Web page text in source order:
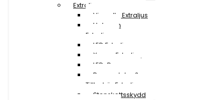
Extraljus
Visa alla Extraljus
Halogen
Extraljus
LED Extraljus
Xenon Extraljus
LED-Ramper
Reservdelar &
Tillbehör Extraljus
Stenskottsskydd